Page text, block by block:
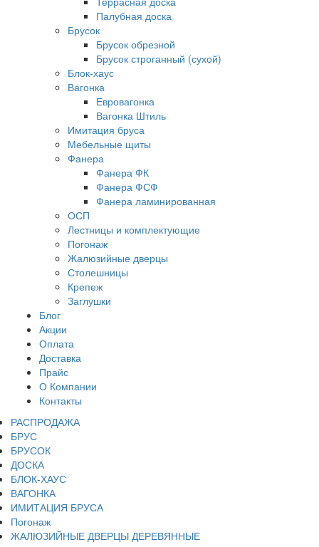
Палубная доска
Брусок
Брусок обрезной
Брусок строганный (сухой)
Блок-хаус
Вагонка
Евровагонка
Вагонка Штиль
Имитация бруса
Мебельные щиты
Фанера
Фанера ФК
Фанера ФСФ
Фанера ламинированная
ОСП
Лестницы и комплектующие
Погонаж
Жалюзийные дверцы
Столешницы
Крепеж
Заглушки
Блог
Акции
Оплата
Доставка
Прайс
О Компании
Контакты
РАСПРОДАЖА
БРУС
БРУСОК
ДОСКА
БЛОК-ХАУС
ВАГОНКА
ИМИТАЦИЯ БРУСА
Погонаж
ЖАЛЮЗИЙНЫЕ ДВЕРЦЫ ДЕРЕВЯННЫЕ